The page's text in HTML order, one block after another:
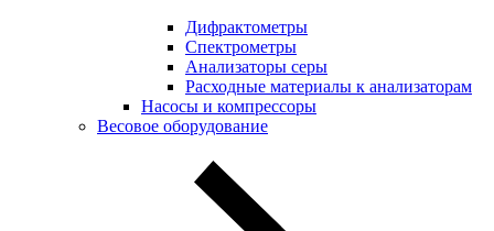
Дифрактометры
Спектрометры
Анализаторы серы
Расходные материалы к анализаторам
Насосы и компрессоры
Весовое оборудование